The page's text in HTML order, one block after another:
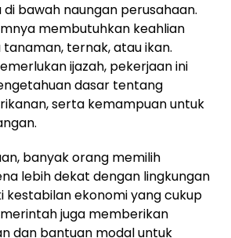
bawah naungan perusahaan.
membutuhkan keahlian
ternak, atau ikan.
ijazah, pekerjaan ini
dasar tentang
serta kemampuan untuk
banyak orang memilih
lebih dekat dengan lingkungan
kestabilan ekonomi yang cukup
juga memberikan
dan bantuan modal untuk